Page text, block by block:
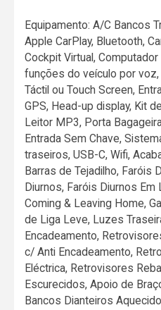
Equipamento: A/C Bancos
Apple CarPlay, Bluetooth,
Cockpit Virtual,
funções do veículo por voz,
Táctil ou Touch Screen,
GPS, Head-up display, Kit
Leitor MP3, Porta
Entrada Sem Chave,
traseiros, USB-C, Wifi,
Barras de Tejadilho, Faróis
Diurnos, Faróis Diurnos Em
Coming & Leaving Home,
de Liga Leve, Luzes
Encadeamento,
c/ Anti Encadeamento,
Eléctrica, Retrovisores
Escurecidos, Apoio de
Bancos Dianteiros